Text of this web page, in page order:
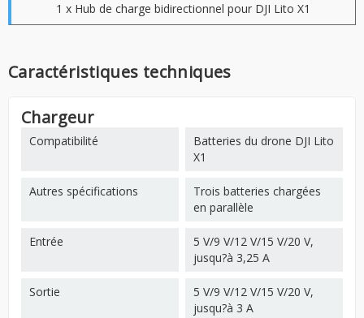
1 x Hub de charge bidirectionnel pour DJI Lito X1
Caractéristiques techniques
Chargeur
Compatibilité
Batteries du drone DJI Lito
X1
Autres spécifications
Trois batteries chargées
en parallèle
Entrée
5 V/9 V/12 V/15 V/20 V,
jusqu?à 3,25 A
Sortie
5 V/9 V/12 V/15 V/20 V,
jusqu?à 3 A